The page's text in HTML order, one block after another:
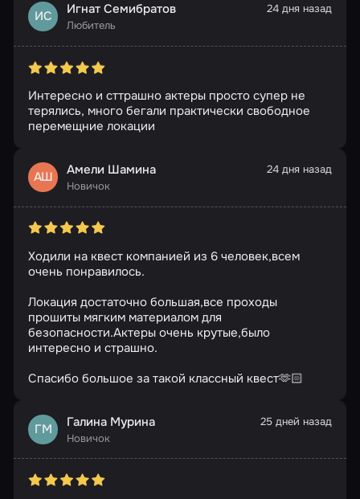
ИС Игнат Семибратов
Любитель
24 дня назад
Интересно и сттрашно актеры просто супер не
терялись, много бегали практически свободное
перемещние локации
АШ Амели Шамина
Новичок
24 дня назад
Ходили на квест компанией из 6 человек,всем
очень понравилось.
Локация достаточно большая,все проходы
прошиты мягким материалом для
безопасности.Актеры очень крутые,было
интересно и страшно.
Спасибо большое за такой классный квест🫶🏻
ГМ Галина Мурина
Новичок
25 дней назад